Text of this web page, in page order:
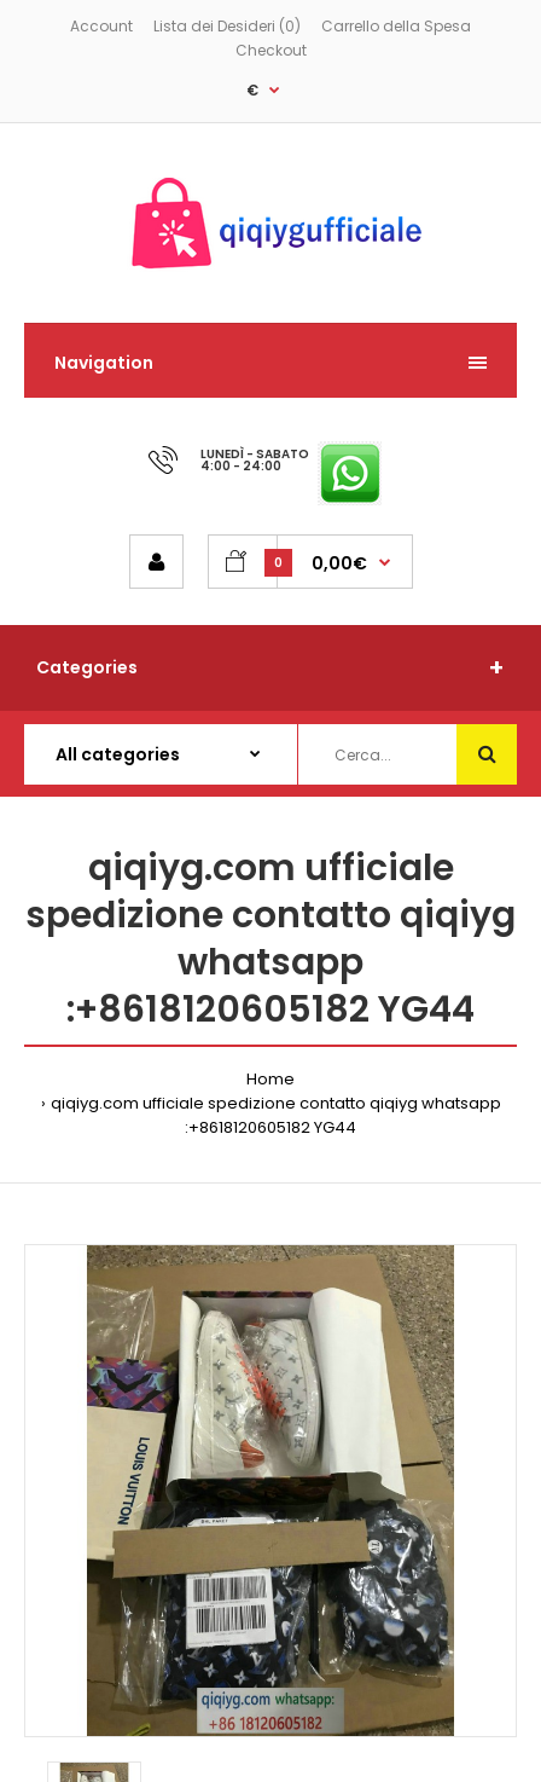
Account Lista dei Desideri (0)
Carrello della Spesa
Checkout
€
Navigation
LUNEDÌ - SABATO
4:00 - 24:00
0 0,00€
Categories
qiqiyg.com ufficiale
spedizione contatto qiqiyg
whatsapp
:+8618120605182 YG44
Home
qiqiyg.com ufficiale spedizione contatto qiqiyg whatsapp
:+8618120605182 YG44